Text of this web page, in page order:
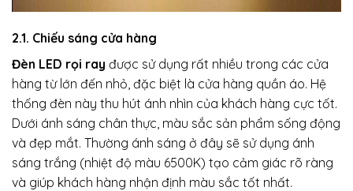
2.1. Chiếu sáng cửa hàng
Đèn LED rọi ray được sử dụng rất nhiều trong các cửa
hàng từ lớn đến nhỏ, đặc biệt là cửa hàng quần áo. Hệ
thống đèn này thu hút ánh nhìn của khách hàng cực tốt.
Dưới ánh sáng chân thực, màu sắc sản phẩm sống động
và đẹp mắt. Thường ánh sáng ở đây sẽ sử dụng ánh
sáng trắng (nhiệt độ màu 6500K) tạo cảm giác rõ ràng
và giúp khách hàng nhận định màu sắc tốt nhất.